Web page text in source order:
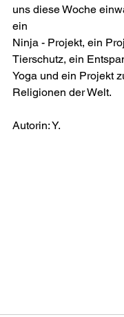
uns diese Woche
ein
Ninja - Projekt, ein
Tierschutz, ein
Yoga und ein Projekt
Religionen der Welt.
Autorin: Y.